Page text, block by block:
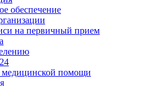
обеспечение
на первичный прием
медицинской помощи